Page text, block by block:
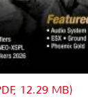
12.29 MB)